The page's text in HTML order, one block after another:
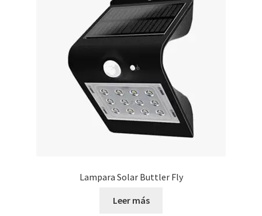
Lampara Solar Buttler Fly
Leer más